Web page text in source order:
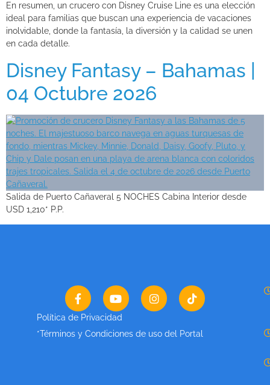
En resumen, un crucero con Disney Cruise Line es una elección
ideal para familias que buscan una experiencia de vacaciones
inolvidable, donde la fantasía, la diversión y la calidad se unen
en cada detalle.
Disney Fantasy – Bahamas |
04 Octubre 2026
Salida de Puerto Cañaveral 5 NOCHES Cabina Interior desde
USD 1,210* P.P.
Política de Privacidad
*Términos y Condiciones de uso del Portal